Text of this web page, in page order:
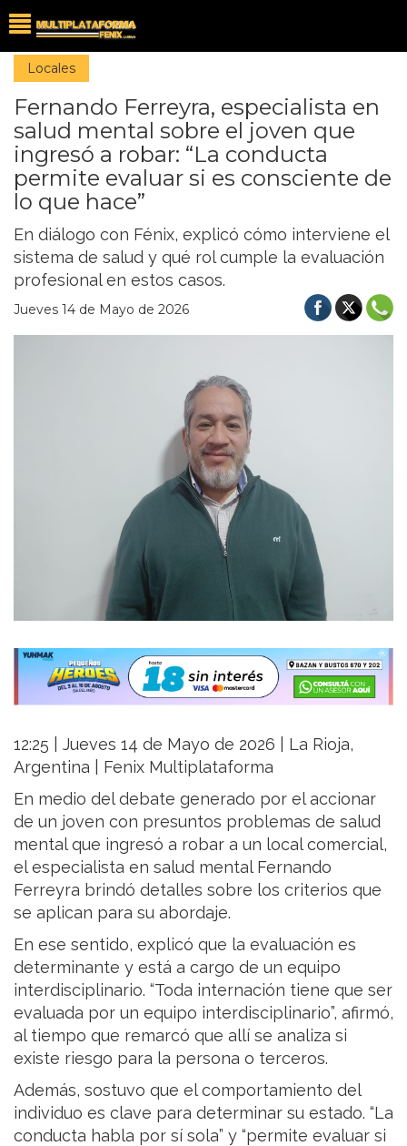
Locales
Fernando Ferreyra, especialista en
salud mental sobre el joven que
ingresó a robar: “La conducta
permite evaluar si es consciente de
lo que hace”
En diálogo con Fénix, explicó cómo interviene el
sistema de salud y qué rol cumple la evaluación
profesional en estos casos.
Jueves 14 de Mayo de 2026
12:25 | Jueves 14 de Mayo de 2026 | La Rioja,
Argentina | Fenix Multiplataforma
En medio del debate generado por el accionar
de un joven con presuntos problemas de salud
mental que ingresó a robar a un local comercial,
el especialista en salud mental Fernando
Ferreyra brindó detalles sobre los criterios que
se aplican para su abordaje.
En ese sentido, explicó que la evaluación es
determinante y está a cargo de un equipo
interdisciplinario. “Toda internación tiene que ser
evaluada por un equipo interdisciplinario”, afirmó,
al tiempo que remarcó que allí se analiza si
existe riesgo para la persona o terceros.
Además, sostuvo que el comportamiento del
individuo es clave para determinar su estado. “La
conducta habla por sí sola” y “permite evaluar si